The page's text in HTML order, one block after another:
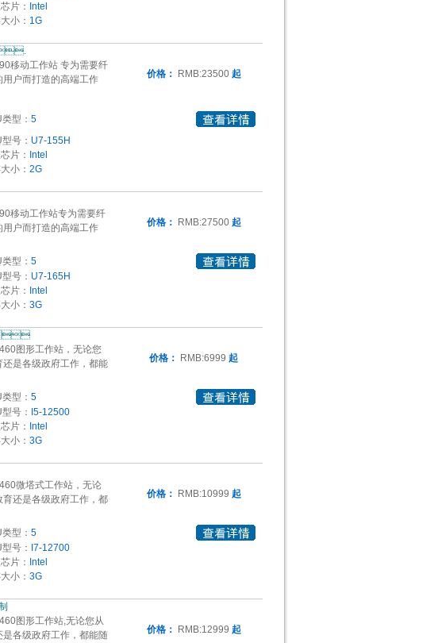
片： Intel
小： 1G
价格： RMB:23500 起
移动工作站 专为需要纤
户而打造的高端工作
型： 5
号： U7-155H
片： Intel
小： 2G
价格： RMB:27500 起
移动工作站专为需要纤
户而打造的高端工作
型： 5
号： U7-165H
片： Intel
小： 3G
价格： RMB:6999 起
图形工作站，无论您
是各级政府工作，都能
型： 5
号： I5-12500
片： Intel
小： 3G
价格： RMB:10999 起
微塔式工作站，无论
还是各级政府工作，都
型： 5
号： I7-12700
片： Intel
小： 3G
价格： RMB:12999 起
图形工作站,无论您从
各级政府工作，都能随